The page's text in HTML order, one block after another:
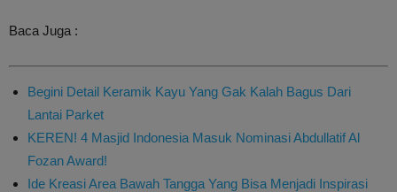
Baca Juga :
Begini Detail Keramik Kayu Yang Gak Kalah Bagus Dari
Lantai Parket
KEREN! 4 Masjid Indonesia Masuk Nominasi Abdullatif Al
Fozan Award!
Ide Kreasi Area Bawah Tangga Yang Bisa Menjadi Inspirasi